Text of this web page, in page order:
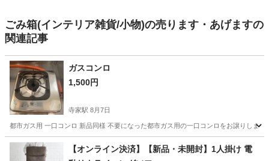
ごみ箱(インテリア雑貨/小物)の売ります・あげますの
関連記事
ガスコンロ
1,500円
寺家駅 8月7日
都市ガス用 一口コンロ 新品同様 不要になった都市ガス用の一口コンロをお譲りしま
広島 東広島市 寺家駅 家具 コンロ
【オンライン決済】【新品・未開封】1人掛け 電